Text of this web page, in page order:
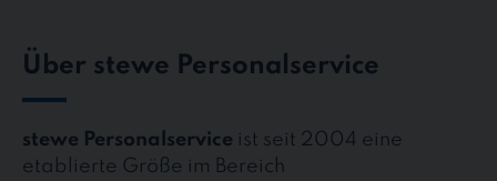
Über stewe Personalservice
stewe Personalservice ist seit 2004 eine
etablierte Größe im Bereich